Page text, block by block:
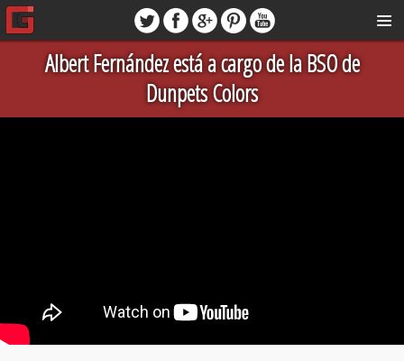
Albert Fernández está a cargo de la BSO de
Dunpets Colors